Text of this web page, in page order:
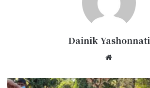
Dainik Yashonnati
पेंच